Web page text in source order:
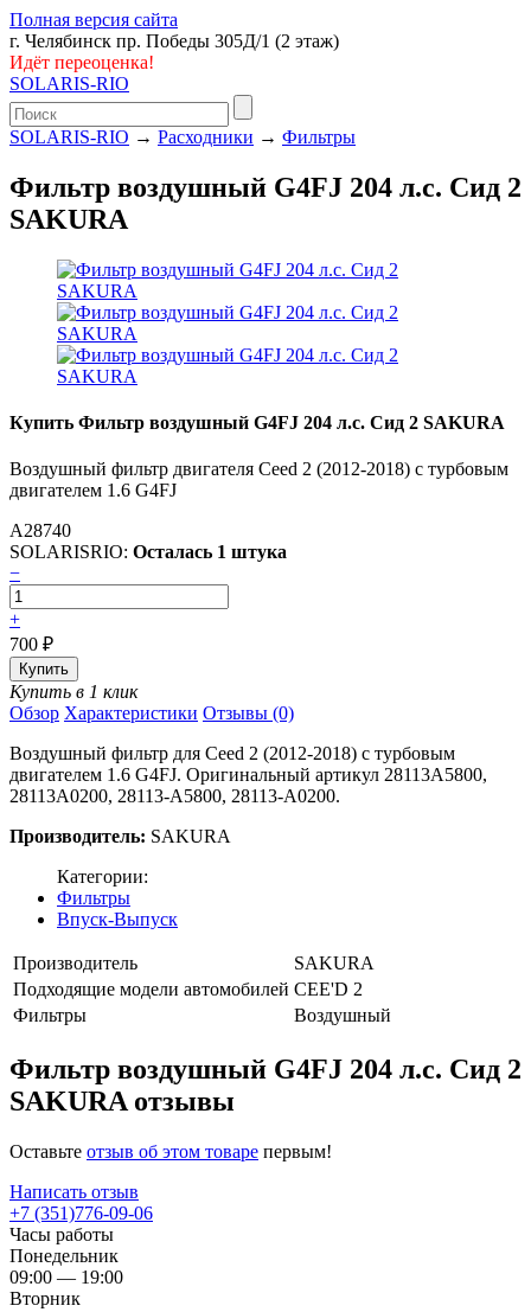
Полная версия сайта
г. Челябинск пр. Победы 305Д/1 (2 этаж)
Идёт переоценка!
SOLARIS-RIO
SOLARIS-RIO → Расходники → Фильтры
Фильтр воздушный G4FJ 204 л.с. Сид 2
SAKURA
Купить Фильтр воздушный G4FJ 204 л.с. Сид 2 SAKURA
Воздушный фильтр двигателя Ceed 2 (2012-2018) с турбовым
двигателем 1.6 G4FJ
A28740
SOLARISRIO: Осталась 1 штука
−
+
700 ₽
Купить в 1 клик
Обзор Характеристики Отзывы (0)
Воздушный фильтр для Ceed 2 (2012-2018) с турбовым
двигателем 1.6 G4FJ. Оригинальный артикул 28113A5800,
28113A0200, 28113-A5800, 28113-A0200.
Производитель: SAKURA
Категории:
Фильтры
Впуск-Выпуск
Производитель
SAKURA
Подходящие модели автомобилей CEE'D 2
Фильтры
Воздушный
Фильтр воздушный G4FJ 204 л.с. Сид 2
SAKURA отзывы
Оставьте отзыв об этом товаре первым!
Написать отзыв
+7 (351)776-09-06
Часы работы
Понедельник
09:00 — 19:00
Вторник